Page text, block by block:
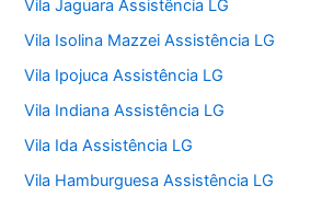
Vila Jaguara Assistência LG
Vila Isolina Mazzei Assistência LG
Vila Ipojuca Assistência LG
Vila Indiana Assistência LG
Vila Ida Assistência LG
Vila Hamburguesa Assistência LG